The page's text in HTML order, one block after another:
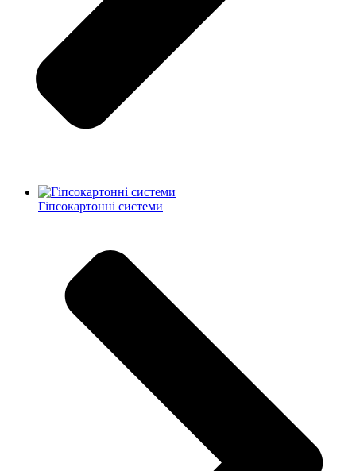
Гіпсокартонні системи